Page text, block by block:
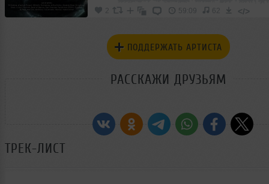
2 59:09 62 </>
ПОДДЕРЖАТЬ АРТИСТА
РАССКАЖИ ДРУЗЬЯМ
ТРЕК-ЛИСТ